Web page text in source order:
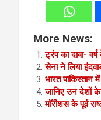
More News:
ट्रंप का दावा-
सेना ने लिया
भारत पाकिस्तान
जानिए उन देशों के
मॉरीशस के पूर्व